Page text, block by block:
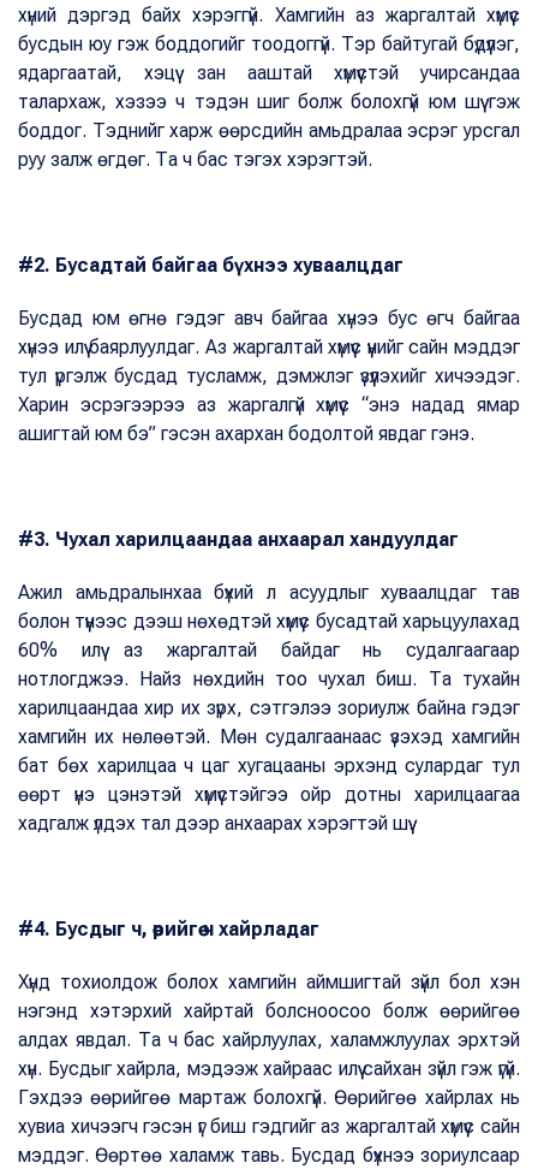
хүний дэргэд байх хэрэггүй. Хамгийн аз жаргалтай хүмүүс
бусдын юу гэж боддогийг тоодоггүй. Тэр байтугай бүдүүлэг,
ядаргаатай, хэцүү зан ааштай хүмүүстэй учирсандаа
талархаж, хэзээ ч тэдэн шиг болж болохгүй юм шүү гэж
боддог. Тэднийг харж өөрсдийн амьдралаа эсрэг урсгал
руу залж өгдөг. Та ч бас тэгэх хэрэгтэй.
#2. Бусадтай байгаа бүхнээ хуваалцдаг
Бусдад юм өгнө гэдэг авч байгаа хүнээ бус өгч байгаа
хүнээ илүү баярлуулдаг. Аз жаргалтай хүмүүс үүнийг сайн мэддэг
тул үргэлж бусдад тусламж, дэмжлэг үзүүлэхийг хичээдэг.
Харин эсрэгээрээ аз жаргалгүй хүмүүс “энэ надад ямар
ашигтай юм бэ” гэсэн ахархан бодолтой явдаг гэнэ.
#3. Чухал харилцаандаа анхаарал хандуулдаг
Ажил амьдралынхаа бүхий л асуудлыг хуваалцдаг тав
болон түүнээс дээш нөхөдтэй хүмүүс бусадтай харьцуулахад
60% илүү аз жаргалтай байдаг нь судалгаагаар
нотлогджээ. Найз нөхдийн тоо чухал биш. Та тухайн
харилцаандаа хир их зүрх, сэтгэлээ зориулж байна гэдэг
хамгийн их нөлөөтэй. Мөн судалгаанаас үзэхэд хамгийн
бат бөх харилцаа ч цаг хугацааны эрхэнд сулардаг тул
өөрт үнэ цэнэтэй хүмүүстэйгээ ойр дотны харилцаагаа
хадгалж үлдэх тал дээр анхаарах хэрэгтэй шүү.
#4. Бусдыг ч, өөрийгөө ч хайрладаг
Хүнд тохиолдож болох хамгийн аймшигтай зүйл бол хэн
нэгэнд хэтэрхий хайртай болсноосоо болж өөрийгөө
алдах явдал. Та ч бас хайрлуулах, халамжлуулах эрхтэй
хүн. Бусдыг хайрла, мэдээж хайраас илүү сайхан зүйл гэж үгүй.
Гэхдээ өөрийгөө мартаж болохгүй. Өөрийгөө хайрлах нь
хувиа хичээгч гэсэн үг биш гэдгийг аз жаргалтай хүмүүс сайн
мэддэг. Өөртөө халамж тавь. Бусдад бүхнээ зориулсаар